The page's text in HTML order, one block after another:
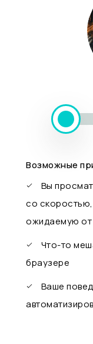
Возможные
Вы
со
ожидаемую от
Что-то
браузере
Ваше